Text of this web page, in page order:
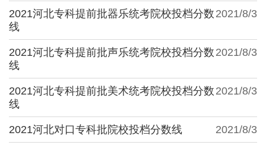
2021/8/3
2021河北专科提前批器乐统考院校投档分数
线
2021/8/3
2021河北专科提前批声乐统考院校投档分数
线
2021/8/3
2021河北专科提前批美术统考院校投档分数
线
2021/8/3
2021河北对口专科批院校投档分数线